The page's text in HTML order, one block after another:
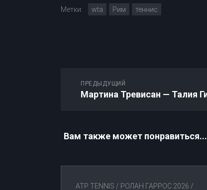
Метки: wta Рим теннис
ПРЕДЫДУЩИЙ
Вам также может понравиться...
ATP TENNIS / РОЛАН ГАРРОС 2026 /